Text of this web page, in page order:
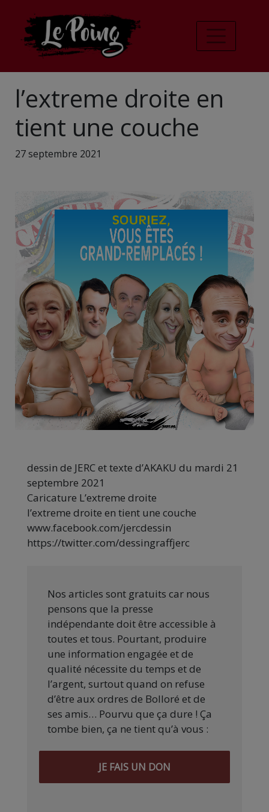
l’extreme droite en
tient une couche
27 septembre 2021
dessin de JERC et texte d’AKAKU du mardi 21
septembre 2021
Caricature L’extreme droite
l’extreme droite en tient une couche
www.facebook.com/jercdessin
https://twitter.com/dessingraffjerc
Nos articles sont gratuits car nous
pensons que la presse
indépendante doit être accessible à
toutes et tous. Pourtant, produire
une information engagée et de
qualité nécessite du temps et de
l’argent, surtout quand on refuse
d’être aux ordres de Bolloré et de
ses amis… Pourvu que ça dure ! Ça
tombe bien, ça ne tient qu’à vous :
JE FAIS UN DON